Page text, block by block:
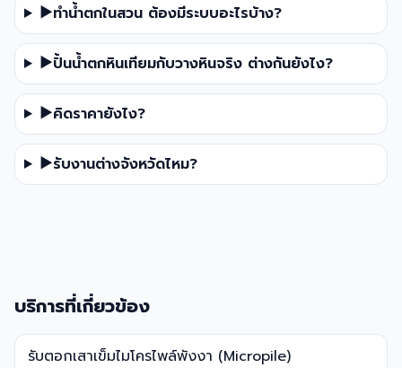
▶ทำน้ำตกในสวน ต้องมีระบบอะไรบ้าง?
▶ปั้นน้ำตกหินเทียมกับวางหินจริง ต่างกันยังไง?
▶คิดราคายังไง?
▶รับงานต่างจังหวัดไหม?
บริการที่เกี่ยวข้อง
รับตอกเสาเข็มไมโครไพล์พังงา (Micropile)